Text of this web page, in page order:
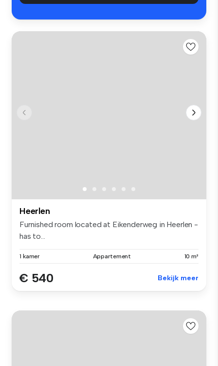
Heerlen
Furnished room located at Eikenderweg in Heerlen -
has to...
1 kamer Appartement 10 m²
€ 540 Bekijk meer